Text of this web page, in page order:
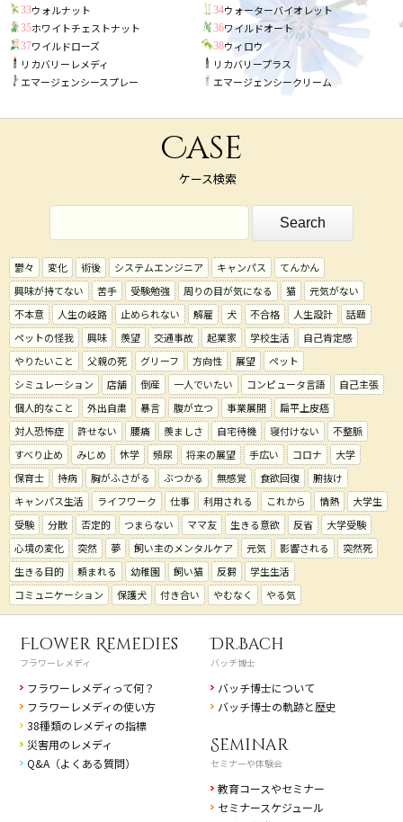
33ウォルナット 34ウォーターバイオレット
35ホワイトチェストナット 36ワイルドオート
37ワイルドローズ 38ウィロウ
リカバリーレメディ
リカバリープラス
エマージェンシースプレー
エマージェンシークリーム
Case
ケース検索
鬱々 変化 術後 システムエンジニア キャンパス
てんかん
興味が持てない
苦手 受験勉強 周りの目が気になる 猫
元気がない
不本意
人生の岐路 止められない 解雇 犬 不合格 人生設計
話題
ペットの怪我
興味 羨望 交通事故 起業家 学校生活
自己肯定感
やりたいこと
父親の死 グリーフ 方向性 展望
ペット
シミュレーション
店舗 倒産 一人でいたい コンピュータ言語
自己主張
個人的なこと
外出自粛 暴言 腹が立つ 事業展開
扁平上皮癌
対人恐怖症
許せない 腰痛 羨ましさ 自宅待機 寝付けない
不整脈
すべり止め
みじめ 休学 頻尿 将来の展望 手広い コロナ
大学
保育士
持病 胸がふさがる ぶつかる 無感覚 食欲回復
腑抜け
キャンパス生活
ライフワーク 仕事 利用される これから 情熱
大学生
受験
分散 否定的 つまらない ママ友 生きる意欲 反省
大学受験
心境の変化
突然 夢 飼い主のメンタルケア 元気 影響される
突然死
生きる目的
頼まれる 幼稚園 飼い猫 反芻
学生生活
コミュニケーション
保護犬 付き合い やむなく やる気
Flower Remedies
フラワーレメディ
フラワーレメディって何？
フラワーレメディの使い方
38種類のレメディの指標
災害用のレメディ
Q&A（よくある質問）
Dr.Bach
バッチ博士
バッチ博士について
バッチ博士の軌跡と歴史
Seminar
セミナーや体験会
教育コースやセミナー
セミナースケジュール